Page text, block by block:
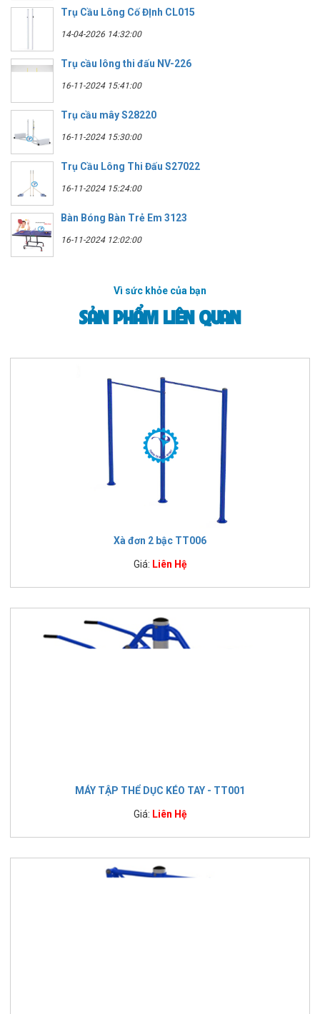
Trụ Cầu Lông Cố ĐỊnh CL015
14-04-2026 14:32:00
Trụ cầu lông thi đấu NV-226
16-11-2024 15:41:00
Trụ cầu mây S28220
16-11-2024 15:30:00
Trụ Cầu Lông Thi Đấu S27022
16-11-2024 15:24:00
Bàn Bóng Bàn Trẻ Em 3123
16-11-2024 12:02:00
Vì sức khỏe của bạn
SẢN PHẨM LIÊN QUAN
Xà đơn 2 bậc TT006
Giá: Liên Hệ
MÁY TẬP THỂ DỤC KÉO TAY - TT001
Giá: Liên Hệ